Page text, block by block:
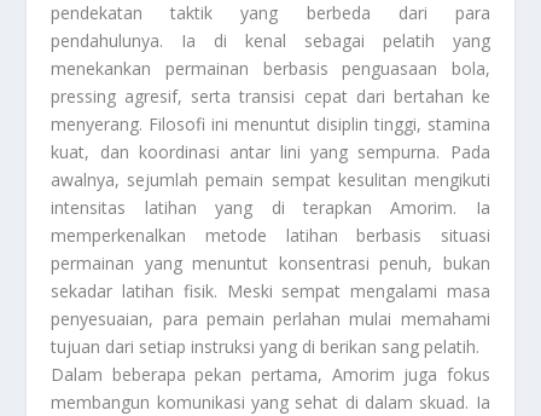
pendekatan taktik yang berbeda dari para
pendahulunya. Ia di kenal sebagai pelatih yang
menekankan permainan berbasis penguasaan bola,
pressing agresif, serta transisi cepat dari bertahan ke
menyerang. Filosofi ini menuntut disiplin tinggi, stamina
kuat, dan koordinasi antar lini yang sempurna. Pada
awalnya, sejumlah pemain sempat kesulitan mengikuti
intensitas latihan yang di terapkan Amorim. Ia
memperkenalkan metode latihan berbasis situasi
permainan yang menuntut konsentrasi penuh, bukan
sekadar latihan fisik. Meski sempat mengalami masa
penyesuaian, para pemain perlahan mulai memahami
tujuan dari setiap instruksi yang di berikan sang pelatih.
Dalam beberapa pekan pertama, Amorim juga fokus
membangun komunikasi yang sehat di dalam skuad. Ia